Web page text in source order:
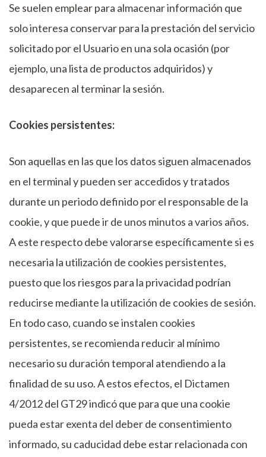
Se suelen emplear para almacenar información que
solo interesa conservar para la prestación del servicio
solicitado por el Usuario en una sola ocasión (por
ejemplo, una lista de productos adquiridos) y
desaparecen al terminar la sesión.
Cookies persistentes:
Son aquellas en las que los datos siguen almacenados
en el terminal y pueden ser accedidos y tratados
durante un periodo definido por el responsable de la
cookie, y que puede ir de unos minutos a varios años.
A este respecto debe valorarse específicamente si es
necesaria la utilización de cookies persistentes,
puesto que los riesgos para la privacidad podrían
reducirse mediante la utilización de cookies de sesión.
En todo caso, cuando se instalen cookies
persistentes, se recomienda reducir al mínimo
necesario su duración temporal atendiendo a la
finalidad de su uso. A estos efectos, el Dictamen
4/2012 del GT29 indicó que para que una cookie
pueda estar exenta del deber de consentimiento
informado, su caducidad debe estar relacionada con